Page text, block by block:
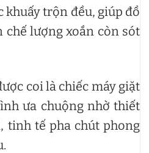
khuấy trộn đều, giúp đồ
chế lượng xoắn còn sót
coi là chiếc máy giặt
ưa chuộng nhờ thiết
tinh tế pha chút phong